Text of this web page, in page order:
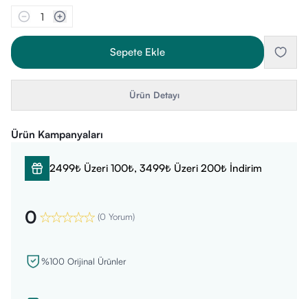
1
Sepete Ekle
Ürün Detayı
Ürün Kampanyaları
2499₺ Üzeri 100₺, 3499₺ Üzeri 200₺ İndirim
0 (0 Yorum)
%100 Orijinal Ürünler